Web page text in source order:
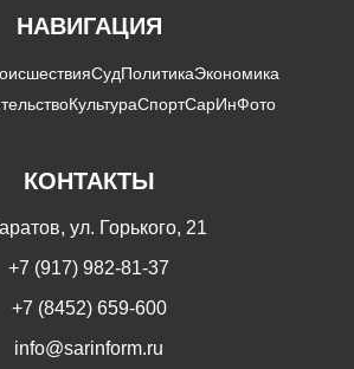
НАВИГАЦИЯ
СудПолитикаЭкономика
КультураСпортСарИнФото
КОНТАКТЫ
ул. Горького, 21
+7 (917) 982-81-37
+7 (8452) 659-600
info@sarinform.ru